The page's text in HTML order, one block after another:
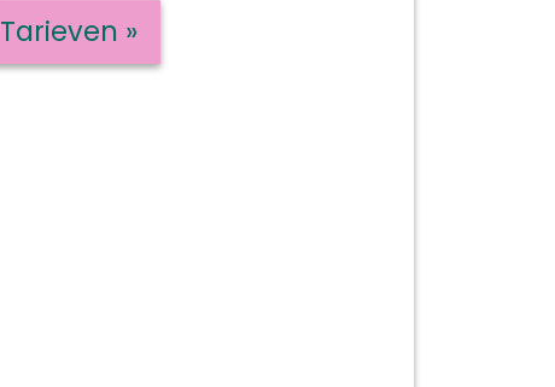
Tarieven »